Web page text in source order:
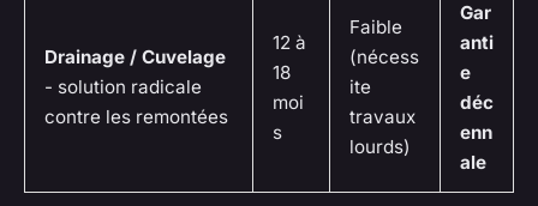
Drainage / Cuvelage
- solution radicale
contre les remontées
12 à
18
moi
s
Faible
(nécess
ite
travaux
lourds)
Gar
anti
e
déc
enn
ale